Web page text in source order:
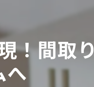
！間取
へ